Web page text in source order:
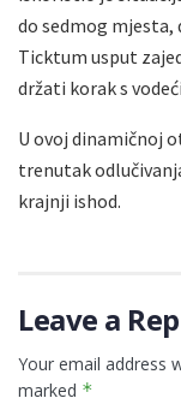
do sedmog mjesta,
Ticktum usput
držati korak s
U ovoj dinamičnoj
trenutak
krajnji ishod.
Leave a
Your email address
marked *